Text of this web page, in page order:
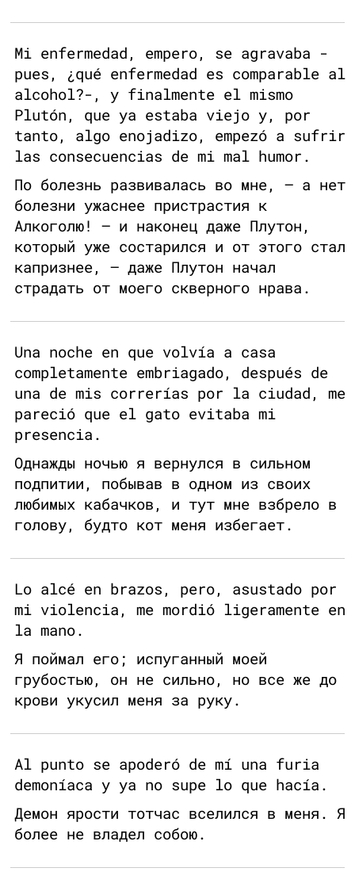
Mi enfermedad, empero, se agravaba -
pues, ¿qué enfermedad es comparable al
alcohol?-, y finalmente el mismo
Plutón, que ya estaba viejo y, por
tanto, algo enojadizo, empezó a sufrir
las consecuencias de mi mal humor.
По болезнь развивалась во мне, — а нет
болезни ужаснее пристрастия к
Алкоголю! — и наконец даже Плутон,
который уже состарился и от этого стал
капризнее, — даже Плутон начал
страдать от моего скверного нрава.
Una noche en que volvía a casa
completamente embriagado, después de
una de mis correrías por la ciudad, me
pareció que el gato evitaba mi
presencia.
Однажды ночью я вернулся в сильном
подпитии, побывав в одном из своих
любимых кабачков, и тут мне взбрело в
голову, будто кот меня избегает.
Lo alcé en brazos, pero, asustado por
mi violencia, me mordió ligeramente en
la mano.
Я поймал его; испуганный моей
грубостью, он не сильно, но все же до
крови укусил меня за руку.
Al punto se apoderó de mí una furia
demoníaca y ya no supe lo que hacía.
Демон ярости тотчас вселился в меня. Я
более не владел собою.